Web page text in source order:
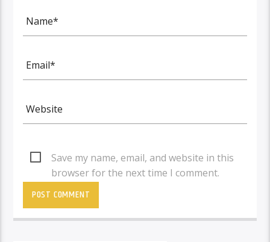
Save my name, email, and website in this
browser for the next time I comment.